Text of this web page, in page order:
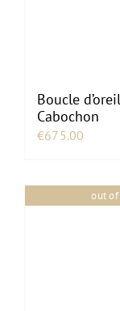
Boucle
Cabochon
€675.00
out of